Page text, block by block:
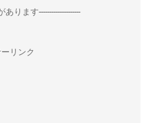
あります--------------------
リンク